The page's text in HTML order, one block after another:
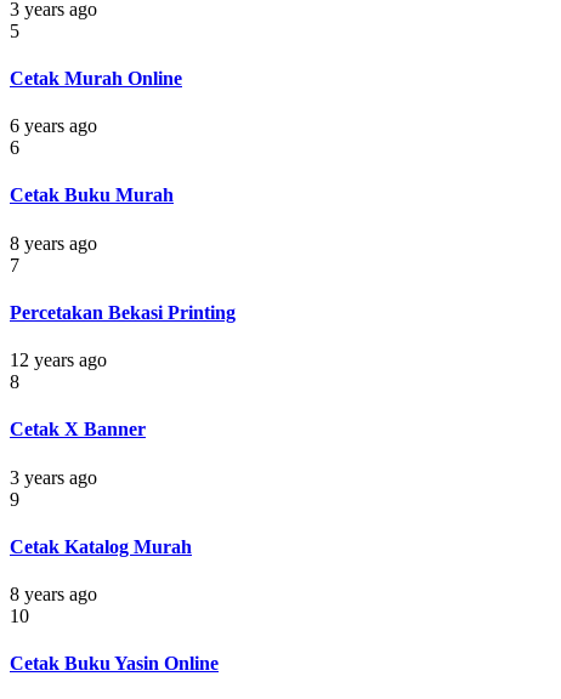
3 years ago
5
Cetak Murah Online
6 years ago
6
Cetak Buku Murah
8 years ago
7
Percetakan Bekasi Printing
12 years ago
8
Cetak X Banner
3 years ago
9
Cetak Katalog Murah
8 years ago
10
Cetak Buku Yasin Online